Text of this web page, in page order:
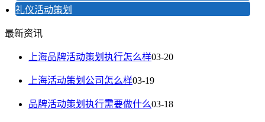
礼仪活动策划
最新资讯
上海品牌活动策划执行怎么样03-20
上海活动策划公司怎么样03-19
品牌活动策划执行需要做什么03-18